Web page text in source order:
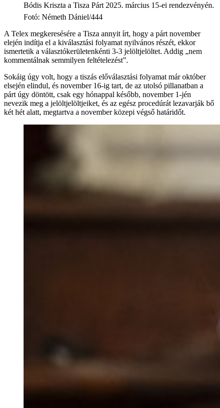
Bódis Kriszta a Tisza Párt 2025. március 15-ei rendezvényén.
Fotó: Németh Dániel/444
A Telex megkeresésére a Tisza annyit írt, hogy a párt november
elején indítja el a kiválasztási folyamat nyilvános részét, ekkor
ismertetik a választókerületenkénti 3-3 jelöltjelöltet. Addig „nem
kommentálnak semmilyen feltételezést”.
Sokáig úgy volt, hogy a tiszás előválasztási folyamat már október
elsején elindul, és november 16-ig tart, de az utolsó pillanatban a
párt úgy döntött, csak egy hónappal később, november 1-jén
nevezik meg a jelöltjelöltjeiket, és az egész procedúrát lezavarják bő
két hét alatt, megtartva a november közepi végső határidőt.